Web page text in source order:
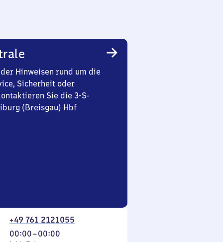
Hinweisen rund um die
Sicherheit oder
Sie die 3-S-
(Breisgau) Hbf
+49 761 2121055
00:00–00:00
Von